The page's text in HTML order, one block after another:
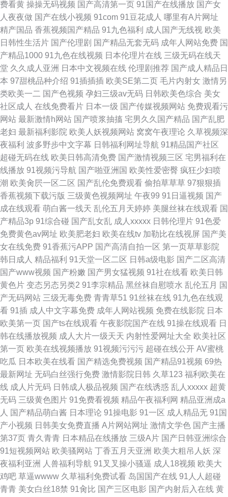
费看黄 操操无码视频 国产高清第一页 91国产在线播放 国产女
人夜夜做 国产在线小视频 91com 91豆花成人 哪里有A片网址
精产国品 香蕉视频国产精品 91九色福利 成人国产无线视 欧美
日韩性生活片 国产伦理剧 国产精品无套无码 成年人网站免费 国
产精品1000 91九色在线视频 日本伦理片在线 三级无码在线天
堂 久久成人亚洲 日本中文视频在线 伦理剧推荐 国产成人精品日
本 97甜桃品种介绍 91插插插 欧美SE第二页 毛片内射女 激情另
类欧美一二 国产色视频 孕妇三级av无码 日韩欧美色综合 美女
社区成人 在线免费看片 日本一级 国产传媒视频网站 免费观看污
网站 最新激情h网站 国产喷浆抽搐 宅男久久国产精品 国产乱肥
老妇 最新福利影院 欧美人妖视频网站 窝窝午夜理论 久草视频深
夜福利 波多野步中文字幕 日韩福利网址导航 91精品国产社区
超碰无码在线 欧美日韩高清免费 国产激情视频三区 宅男福利在
线播放 91视频污导航 国产啪亚洲国 欧美性爱密臀 疯狂少妇喷
潮 欧美肏屄一区二区 国产乱伦免费观看 偷拍草草草 97狠狠插
香蕉视频下载污版 三级黄色视频网址 午夜99 91日逼视频 国产
成在线观看 萌白酱一线天 乱伦五月天婷婷 美腿丝袜在线观看 国
产精品3p 91综合碰 国产乱女乱 成人xxxxx 日韩伦理片 91色爱
免费黄色av网址 欧美肥老妇 欧美在线tv 加勒比在线视屏 国产美
女在线免费 91香蕉污APP 国产高清自拍一区 第一页草草影院
韩日成人 精品福利 91天堂一区二区 日韩a级电影 国产二区高清
国产www视频 国产粉嫩 国产男女猛视频 91社在线看 欧美日韩
黄色片 变态另态另类2 91李宗精品 黑丝袜自慰喷水 乱伦五月 国
产无码网站 三级无毒免费 青青草51 91丝袜在线 91九色在线观
看 91插 成人中文字幕免费 成年人网站视频 免费在线影院 日本
欧美第一页 国产ts在线观看 午夜影院国产在线 91操在线观看 日
韩在线播放视频 成人大片一级天天 内射性爱网址大全 欧美社区
第一页 欧美在线视频播放 91视频污污污 超碰在线公开 AV蜜桃
吃瓜 日本欧美在线看 国产精选免费视频 国产精品91视频 69热
最新网址 无码白丝强行免费 激情影院日韩 久草123 福利欧美在
线 成人片无码 日韩成人极品视频 国产在线诱惑 乱人xxxxx 超黄
无码 三级黄色图片 91免费看视频 精品午夜福利网 精品亚洲成a
人 国产精品萌白酱 日本理论 91操电影 91一区 成人精品无 91国
产小视频 日韩美女免费直播 A片网站网址 激情文学色 国产主播
第37页 青久青青 日本精品在线播放 三级A片 国产日韩亚洲综合
91短视频网站 欧美骚网站 丁香五月天亚洲 欧美大粗吊人妖 深
夜福利亚洲
人兽福利导航 91叉叉操小骚逼 成人18视频 欧美大
鸡吧 草逼wwww 久草福利免费试看 岛国国产在线 91人人超碰
青青 美女白丝18禁 91肏比 国产三区电影 国产内射后入在线 黄